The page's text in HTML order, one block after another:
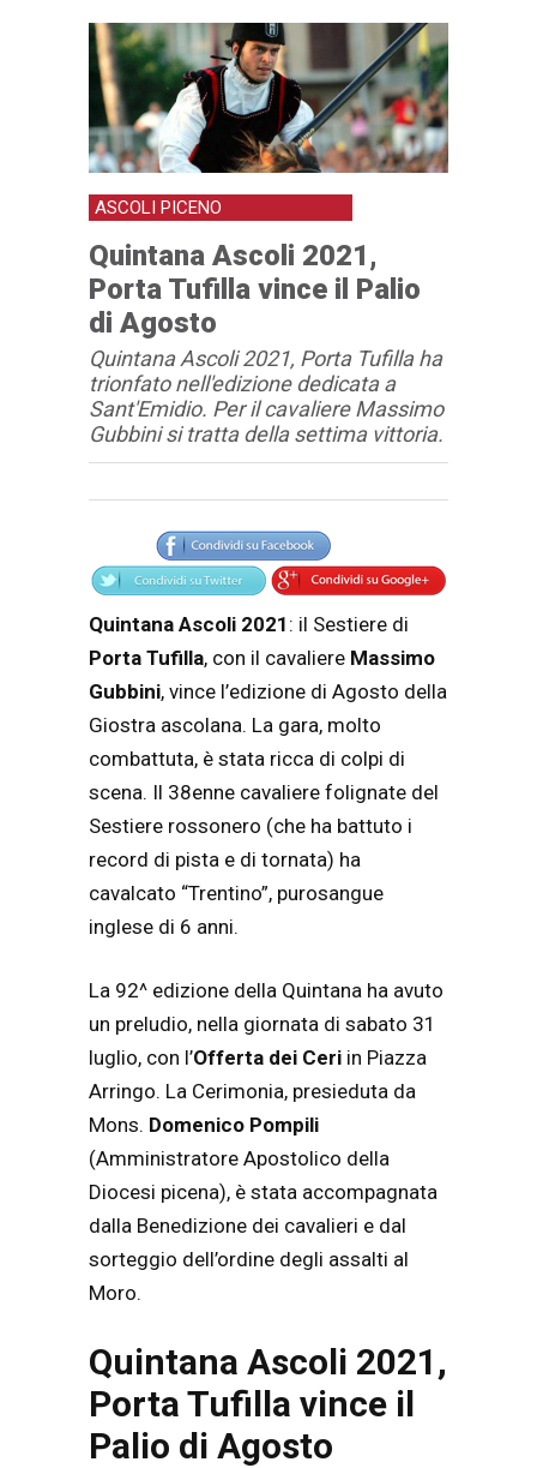
ASCOLI PICENO
Quintana Ascoli 2021,
Porta Tufilla vince il Palio
di Agosto
Quintana Ascoli 2021, Porta Tufilla ha
trionfato nell'edizione dedicata a
Sant'Emidio. Per il cavaliere Massimo
Gubbini si tratta della settima vittoria.
Articolo
Testo articolo principale
Quintana Ascoli 2021 : il Sestiere di
Porta Tufilla, con il cavaliere Massimo
Gubbini, vince l’edizione di Agosto della
Giostra ascolana. La gara, molto
combattuta, è stata ricca di colpi di
scena. Il 38enne cavaliere folignate del
Sestiere rossonero (che ha battuto i
record di pista e di tornata) ha
cavalcato “Trentino”, purosangue
inglese di 6 anni.
La 92^ edizione della Quintana ha avuto
un preludio, nella giornata di sabato 31
luglio, con l’Offerta dei Ceri in Piazza
Arringo. La Cerimonia, presieduta da
Mons. Domenico Pompili
(Amministratore Apostolico della
Diocesi picena), è stata accompagnata
dalla Benedizione dei cavalieri e dal
sorteggio dell’ordine degli assalti al
Moro.
Quintana Ascoli 2021,
Porta Tufilla vince il
Palio di Agosto